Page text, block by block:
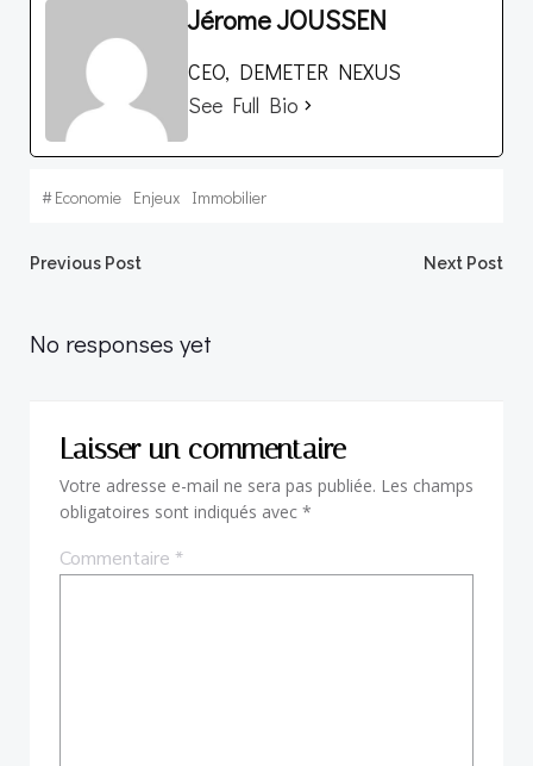
Jérome JOUSSEN
CEO, DEMETER NEXUS
See Full Bio
#Economie Enjeux Immobilier
Post
navigation
Previous Post Next Post
No responses yet
Laisser un commentaire
Votre adresse e-mail ne sera pas publiée. Les champs
obligatoires sont indiqués avec *
Commentaire *